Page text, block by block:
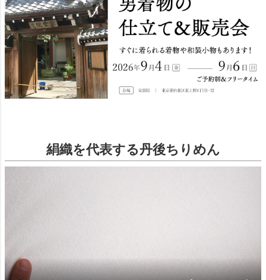
絹織を代表する丹後ちりめん